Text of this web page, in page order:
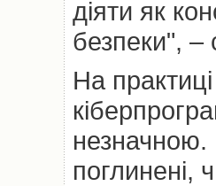
діяти як
безпеки", –
На
незначною.
поглинені,